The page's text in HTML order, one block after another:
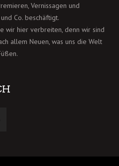
Vernissagen und
Co. beschäftigt.
wir hier verbreiten, denn wir sind
allem Neuen, was uns die Welt